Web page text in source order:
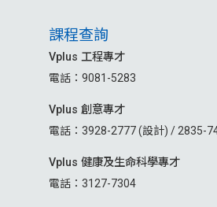
課程查詢
Vplus 工程專才
電話：9081-5283
Vplus 創意專才
電話：3928-2777 (設計) / 2835-
Vplus 健康及生命科學專才
電話：3127-7304